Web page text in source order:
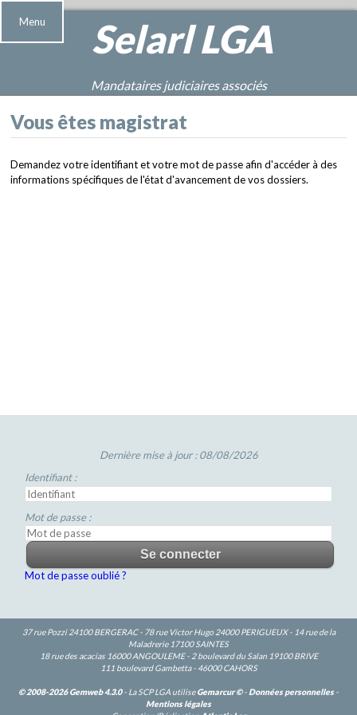
SelarlLGA
Mandataires judiciaires associés
Menu
Vous êtes magistrat
Demandez votre identifiant et votre mot de passe afin d'accéder à des
informations spécifiques de l'état d'avancement de vos dossiers.
Dernière mise à jour : 08/08/2026
Identifiant :
Mot de passe :
Mot de passe oublié ?
37 rue Pozzi 24100 BERGERAC - 78 rue Victor Hugo 24000 PERIGUEUX - 14 rue de la
Maladrerie 17100 SAINTES
18 rue des acacias 16000 ANGOULEME - 2 boulevard du Salan 19100 BRIVE
111 boulevard Gambetta - 46000 CAHORS
© 2008-2026 Gemweb 4.3.0- La SCP LGA utiliseGemarcur ©- Données personnelles-
Mentions légales